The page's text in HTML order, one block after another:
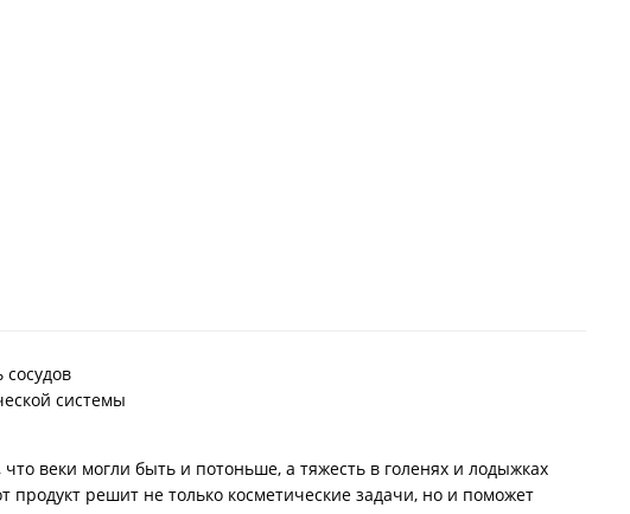
системы
веки могли быть и потоньше, а тяжесть в голенях и лодыжках
продукт решит не только косметические задачи, но и поможет